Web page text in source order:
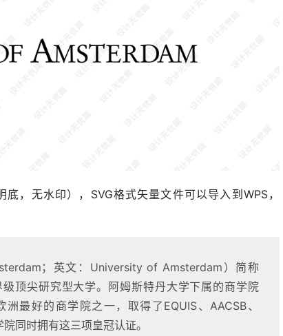
，无水印），SVG格式矢量文件可以导入到WPS，
；英文：University of Amsterdam）简称
顶尖研究型大学。阿姆斯特丹大学下属的商学院
最好的商学院之一，取得了EQUIS、AACSB、
同时拥有这三项皇冠认证。